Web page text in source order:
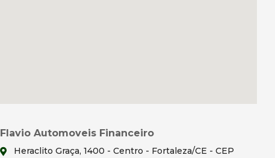
Flavio Automoveis Financeiro
Heraclito Graça, 1400 - Centro - Fortaleza/CE - CEP